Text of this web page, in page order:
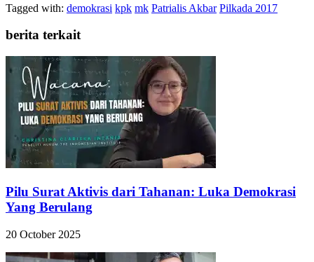
Tagged with: demokrasi kpk mk Patrialis Akbar Pilkada 2017
berita terkait
Pilu Surat Aktivis dari Tahanan: Luka Demokrasi
Yang Berulang
20 October 2025